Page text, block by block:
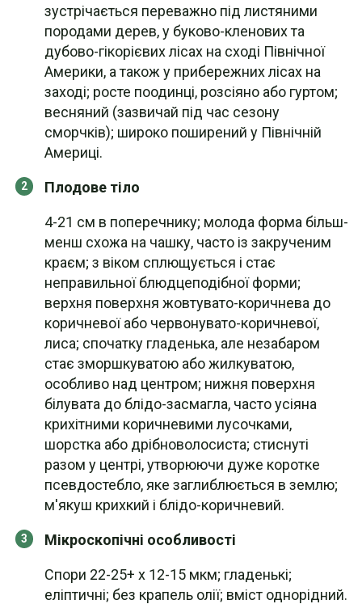
зустрічається переважно під листяними
породами дерев, у буково-кленових та
дубово-гікорієвих лісах на сході Північної
Америки, а також у прибережних лісах на
заході; росте поодинці, розсіяно або гуртом;
весняний (зазвичай під час сезону
сморчків); широко поширений у Північній
Америці.
Плодове тіло
4-21 см в поперечнику; молода форма більш-
менш схожа на чашку, часто із закрученим
краєм; з віком сплющується і стає
неправильної блюдцеподібної форми;
верхня поверхня жовтувато-коричнева до
коричневої або червонувато-коричневої,
лиса; спочатку гладенька, але незабаром
стає зморшкуватою або жилкуватою,
особливо над центром; нижня поверхня
білувата до блідо-засмагла, часто усіяна
крихітними коричневими лусочками,
шорстка або дрібноволосиста; стиснуті
разом у центрі, утворюючи дуже коротке
псевдостебло, яке заглиблюється в землю;
м'якуш крихкий і блідо-коричневий.
Мікроскопічні особливості
Спори 22-25+ x 12-15 мкм; гладенькі;
еліптичні; без крапель олії; вміст однорідний.